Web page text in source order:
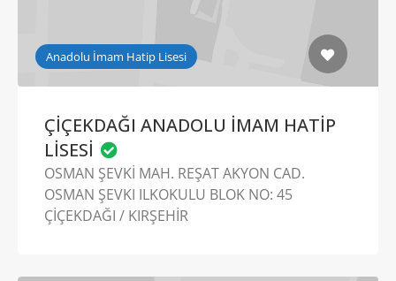
Anadolu İmam Hatip Lisesi
ÇİÇEKDAĞI ANADOLU İMAM HATİP
LİSESİ
OSMAN ŞEVKİ MAH. REŞAT AKYON CAD.
OSMAN ŞEVKI ILKOKULU BLOK NO: 45
ÇİÇEKDAĞI / KIRŞEHİR